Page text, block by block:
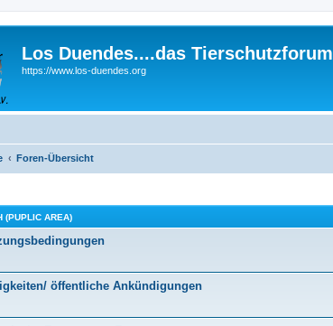
Los Duendes....das Tierschutzforum
https://www.los-duendes.org
Foren-Übersicht
(PUPLIC AREA)
öffentliche Ankündigungen